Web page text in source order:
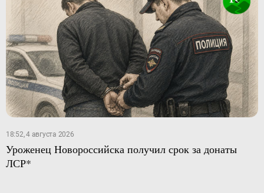
18:52, 4 августа 2026
Уроженец Новороссийска получил срок за донаты
ЛСР*